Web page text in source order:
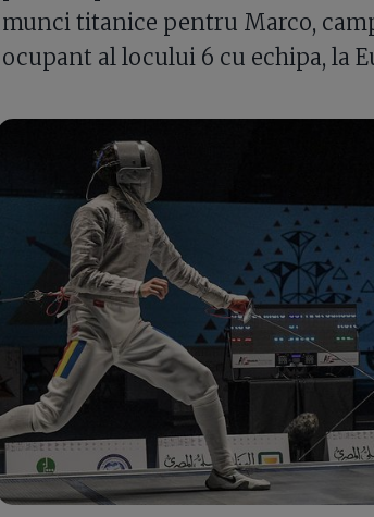
munci titanice pentru Marco,
ocupant al locului 6 cu echipa, la